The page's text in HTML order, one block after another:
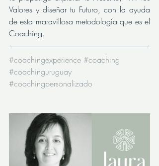
Valores y diseñar tu Futuro, con la ayuda
de esta maravillosa metodología que es el
Coaching.
#coachingexperience #coaching
#coachinguruguay
#coachingpersonalizado